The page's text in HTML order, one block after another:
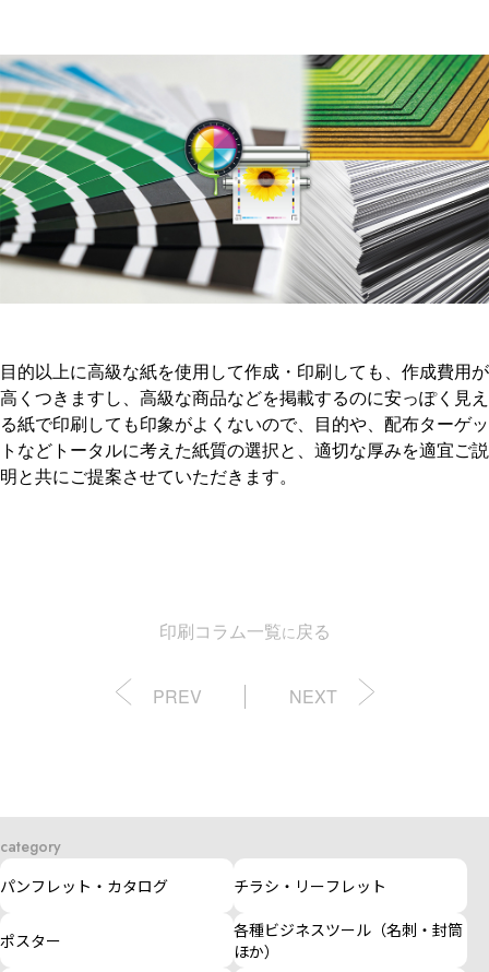
目的以上に高級な紙を使用して作成・印刷しても、作成費用が
高くつきますし、高級な商品などを掲載するのに安っぽく見え
る紙で印刷しても印象がよくないので、目的や、配布ターゲッ
トなどトータルに考えた紙質の選択と、適切な厚みを適宜ご説
明と共にご提案させていただきます。
PREV
印刷コラム一覧に戻る
NEXT
category
パンフレット・カタログ
チラシ・リーフレット
ポスター
各種ビジネスツール（名刺・封筒
ほか）